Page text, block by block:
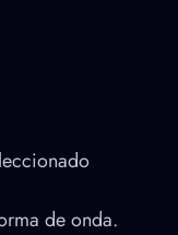
de onda.